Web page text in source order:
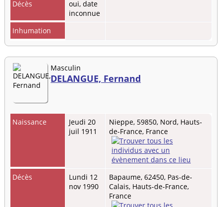
Décès
oui, date
inconnue
Inhumation
Masculin
DELANGUE, Fernand
Naissance
Jeudi 20
juil 1911
Nieppe, 59850, Nord, Hauts-
de-France, France
Décès
Lundi 12
nov 1990
Bapaume, 62450, Pas-de-
Calais, Hauts-de-France,
France